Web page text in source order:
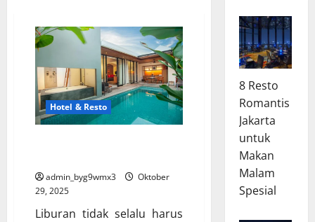
Hotel & Resto
admin_byg9wmx3
Oktober
29, 2025
Liburan tidak selalu harus
8 Resto
Romantis
Jakarta
untuk
Makan
Malam
Spesial